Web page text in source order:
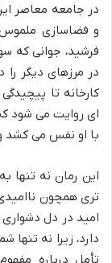
در جامعه معاصر
و فضاسازی
فرشید، جوانی که
در مرزهای دیگر
کارخانه تا
ای روایت می شود
با او نفس می کشد
این رمان نه تنها
تری همچون
امید در دل
دارد، زیرا نه
تأمل درباره